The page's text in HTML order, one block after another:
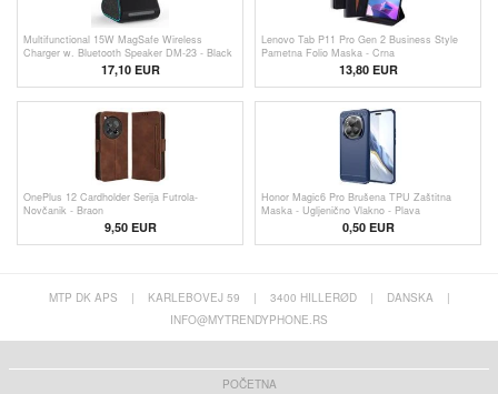
Multifunctional 15W MagSafe Wireless
Charger w. Bluetooth Speaker DM-23 - Black
17,10EUR
Lenovo Tab P11 Pro Gen 2 Business Style
Pametna Folio Maska - Crna
13,80EUR
OnePlus 12 Cardholder Serija Futrola-
Novčanik - Braon
9,50EUR
Honor Magic6 Pro Brušena TPU Zaštitna
Maska - Ugljenično Vlakno - Plava
0,50EUR
MTP DK APS | KARLEBOVEJ 59 | 3400 HILLERØD | DANSKA
|
INFO@MYTRENDYPHONE.RS
POČETNA